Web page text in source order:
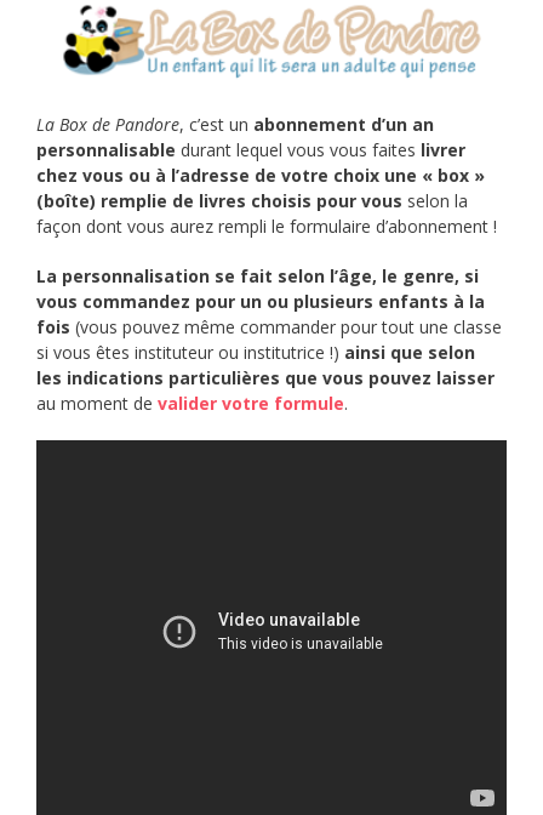
La Box de Pandore, c’est un abonnement d’un an
personnalisable durant lequel vous vous faites livrer
chez vous ou à l’adresse de votre choix une « box »
(boîte) remplie de livres choisis pour vous selon la
façon dont vous aurez rempli le formulaire d’abonnement !
La personnalisation se fait selon l’âge, le genre, si
vous commandez pour un ou plusieurs enfants à la
fois (vous pouvez même commander pour tout une classe
si vous êtes instituteur ou institutrice !) ainsi que selon
les indications particulières que vous pouvez laisser
au moment de valider votre formule.